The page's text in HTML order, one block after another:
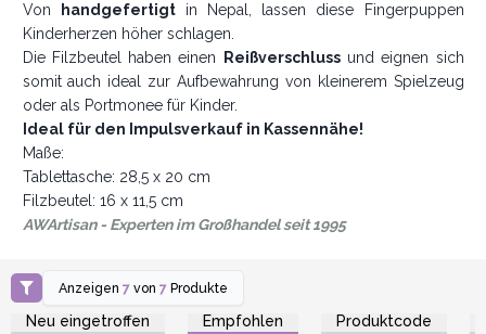
Von handgefertigtin Nepal, lassen diese Fingerpuppen
Kinderherzen höher schlagen.
Die Filzbeutel haben einen
Reißverschlussund eignen sich
somit auch ideal zur Aufbewahrung von kleinerem Spielzeug
oder als Portmonee für Kinder.
Ideal für den Impulsverkauf in Kassennähe!
Maße:
Tablettasche: 28,5 x 20 cm
Filzbeutel: 16 x 11,5 cm
AWArtisan - Experten im Großhandel seit 1995
Anzeigen7 von7 Produkte
Neu eingetroffen Empfohlen Produktcode
Anmelden oder
Registrieren für
Großhandelspreise
Registrieren für
Großhandelspreise